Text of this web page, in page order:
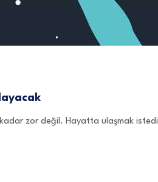
zor değil. Hayatta ulaşmak